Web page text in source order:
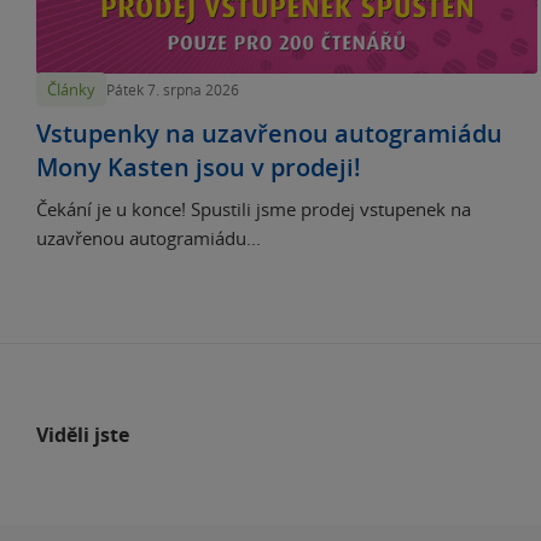
Články Pátek 7. srpna 2026
Vstupenky na uzavřenou autogramiádu
Mony Kasten jsou v prodeji!
Čekání je u konce! Spustili jsme prodej vstupenek na
uzavřenou autogramiádu...
Viděli jste